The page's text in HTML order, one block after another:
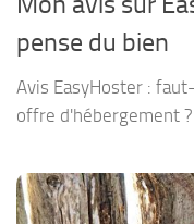
pense du bien
Avis EasyHoster :
offre d'hébergement